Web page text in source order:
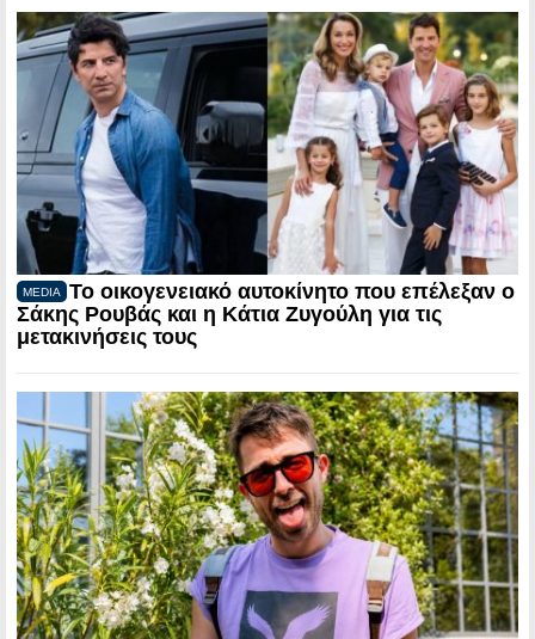
MEDIA
Το οικογενειακό αυτοκίνητο που επέλεξαν ο
Σάκης Ρουβάς και η Κάτια Ζυγούλη για τις
μετακινήσεις τους